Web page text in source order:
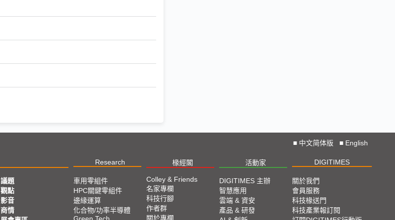
■ 中文简体版 ■ English
Research 椽經閣 活動家 DIGITIMES
議題
觀點
影音
商情
車用零組件
HPC關鍵零組件
邊緣運算
化合物/功率半導體
Colley & Friends
名家專欄
科技行腳
作者群
關於專欄
DIGITIMES 主辦
智慧應用
雲端 & 資安
產品 & 研發
關於我們
會員服務
科技椽送門
科技產業報訂閱